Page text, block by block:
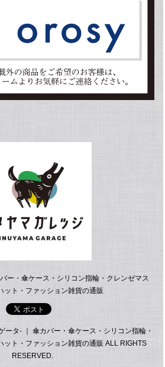
ー・傘ケース・シリコン指輪・クレンゼマス
ット・ファッション雑貨の通販
タ- ｜ 傘カバー・傘ケース・シリコン指輪・
ット・ファッション雑貨の通販 ALL RIGHTS
RESERVED.